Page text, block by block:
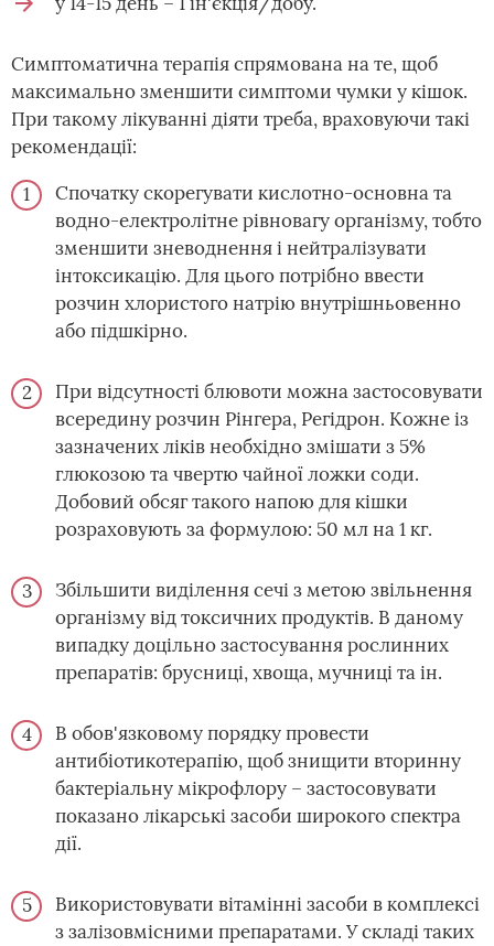
Симптоматична терапія спрямована на те, щоб
максимально зменшити симптоми чумки у кішок.
При такому лікуванні діяти треба, враховуючи такі
рекомендації:
Спочатку скорегувати кислотно-основна та
водно-електролітне рівновагу організму, тобто
зменшити зневоднення і нейтралізувати
інтоксикацію. Для цього потрібно ввести
розчин хлористого натрію внутрішньовенно
або підшкірно.
При відсутності блювоти можна застосовувати
всередину розчин Рінгера, Регідрон. Кожне із
зазначених ліків необхідно змішати з 5%
глюкозою та чвертю чайної ложки соди.
Добовий обсяг такого напою для кішки
розраховують за формулою: 50 мл на 1 кг.
Збільшити виділення сечі з метою звільнення
організму від токсичних продуктів. В даному
випадку доцільно застосування рослинних
препаратів: брусниці, хвоща, мучниці та ін.
В обов'язковому порядку провести
антибіотикотерапію, щоб знищити вторинну
бактеріальну мікрофлору – застосовувати
показано лікарські засоби широкого спектра
дії.
Використовувати вітамінні засоби в комплексі
з залізовмісними препаратами. У складі таких